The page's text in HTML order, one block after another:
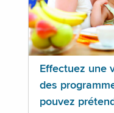
Effectuez une
des
pouvez